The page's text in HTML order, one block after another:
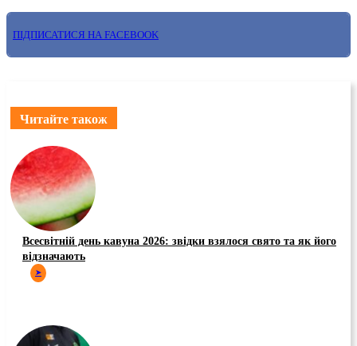
ПІДПИСАТИСЯ НА FACEBOOK
Читайте також
Всесвітній день кавуна 2026: звідки взялося свято та як його
відзначають
➤